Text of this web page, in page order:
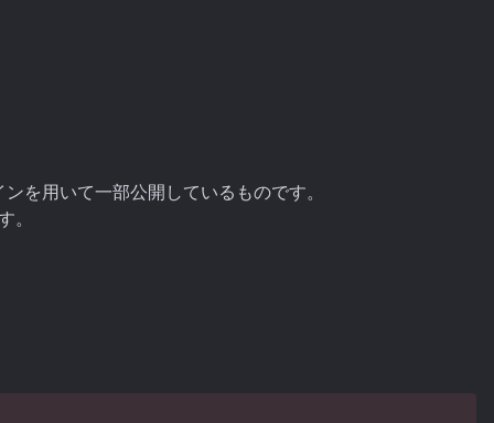
を用いて一部公開しているものです。
。